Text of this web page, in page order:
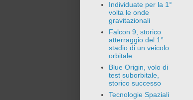
Individuate per la 1°
volta le onde
gravitazionali
Falcon 9, storico
atterraggio del 1°
stadio di un veicolo
orbitale
Blue Origin, volo di
test suborbitale,
storico successo
Tecnologie Spaziali